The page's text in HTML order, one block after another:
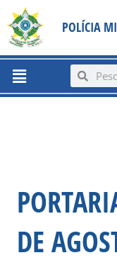
content
para
conteúdo
POLÍCIA
Menu Search
DE